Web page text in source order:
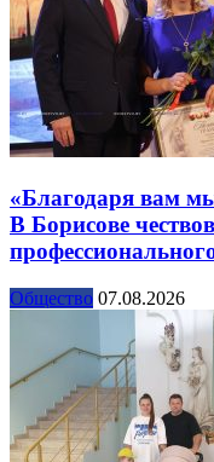
«Благодаря вам
В Борисове
Общество 07.08.2026